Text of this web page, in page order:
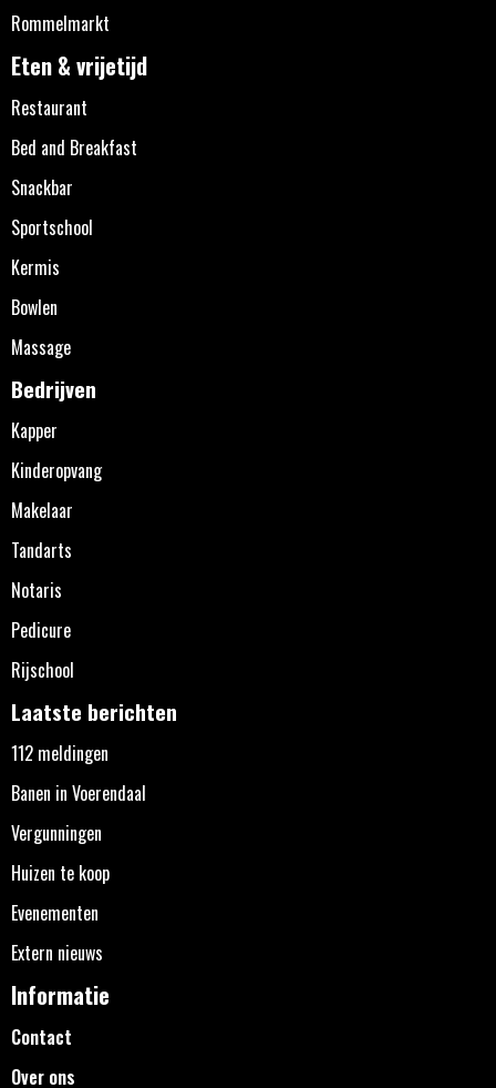
Rommelmarkt
Eten & vrijetijd
Restaurant
Bed and Breakfast
Snackbar
Sportschool
Kermis
Bowlen
Massage
Bedrijven
Kapper
Kinderopvang
Makelaar
Tandarts
Notaris
Pedicure
Rijschool
Laatste berichten
112 meldingen
Banen in Voerendaal
Vergunningen
Huizen te koop
Evenementen
Extern nieuws
Informatie
Contact
Over ons